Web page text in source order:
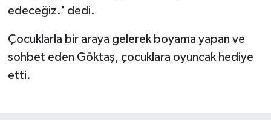
edeceğiz.' dedi.
Çocuklarla bir araya gelerek boyama yapan ve
sohbet eden Göktaş, çocuklara oyuncak hediye
etti.